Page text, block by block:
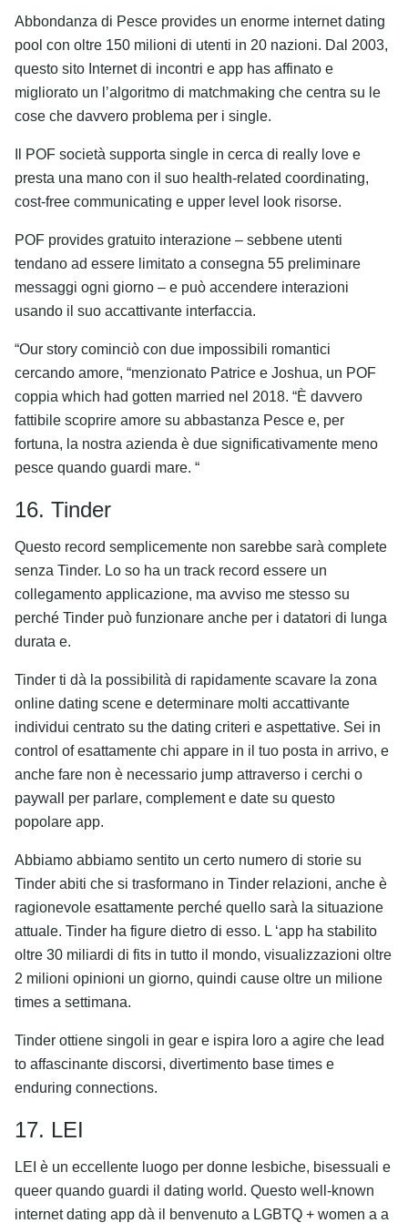
Abbondanza di Pesce provides un enorme internet dating
pool con oltre 150 milioni di utenti in 20 nazioni. Dal 2003,
questo sito Internet di incontri e app has affinato e
migliorato un l’algoritmo di matchmaking che centra su le
cose che davvero problema per i single.
Il POF società supporta single in cerca di really love e
presta una mano con il suo health-related coordinating,
cost-free communicating e upper level look risorse.
POF provides gratuito interazione – sebbene utenti
tendano ad essere limitato a consegna 55 preliminare
messaggi ogni giorno – e può accendere interazioni
usando il suo accattivante interfaccia.
“Our story cominciò con due impossibili romantici
cercando amore, “menzionato Patrice e Joshua, un POF
coppia which had gotten married nel 2018. “È davvero
fattibile scoprire amore su abbastanza Pesce e, per
fortuna, la nostra azienda è due significativamente meno
pesce quando guardi mare. “
16. Tinder
Questo record semplicemente non sarebbe sarà complete
senza Tinder. Lo so ha un track record essere un
collegamento applicazione, ma avviso me stesso su
perché Tinder può funzionare anche per i datatori di lunga
durata e.
Tinder ti dà la possibilità di rapidamente scavare la zona
online dating scene e determinare molti accattivante
individui centrato su the dating criteri e aspettative. Sei in
control of esattamente chi appare in il tuo posta in arrivo, e
anche fare non è necessario jump attraverso i cerchi o
paywall per parlare, complement e date su questo
popolare app.
Abbiamo abbiamo sentito un certo numero di storie su
Tinder abiti che si trasformano in Tinder relazioni, anche è
ragionevole esattamente perché quello sarà la situazione
attuale. Tinder ha figure dietro di esso. L ‘app ha stabilito
oltre 30 miliardi di fits in tutto il mondo, visualizzazioni oltre
2 milioni opinioni un giorno, quindi cause oltre un milione
times a settimana.
Tinder ottiene singoli in gear e ispira loro a agire che lead
to affascinante discorsi, divertimento base times e
enduring connections.
17. LEI
LEI è un eccellente luogo per donne lesbiche, bisessuali e
queer quando guardi il dating world. Questo well-known
internet dating app dà il benvenuto a LGBTQ + women a a